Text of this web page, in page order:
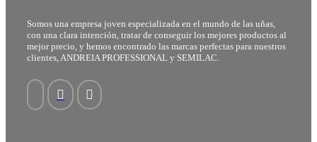
Somos una empresa joven especializada en el mundo de las uñas,
con una clara intención, tratar de conseguir los mejores productos al
mejor precio, y hemos encontrado las marcas perfectas para nuestros
clientes, ANDREIA PROFESSIONAL y SEMILAC.